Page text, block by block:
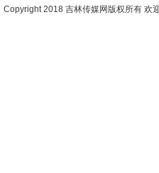
Copyright 2018 吉林传媒网 版权所有 欢